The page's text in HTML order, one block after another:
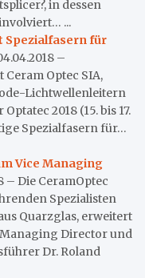
in dessen
...
Spezialfasern für
–
Optec SIA,
Lichtwellenleitern
2018 (15. bis 17.
Spezialfasern für…
Vice Managing
– Die CeramOptec
Spezialisten
Quarzglas, erweitert
Director und
Dr. Roland